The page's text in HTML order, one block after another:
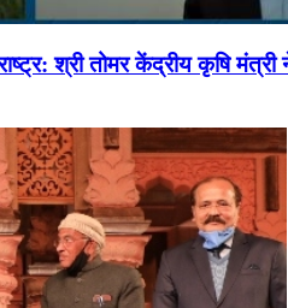
श्री तोमर केंद्रीय कृषि